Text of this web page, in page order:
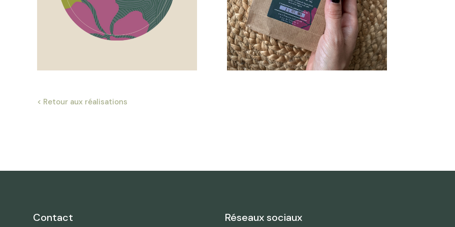
< Retour aux réalisations
Contact Réseaux sociaux